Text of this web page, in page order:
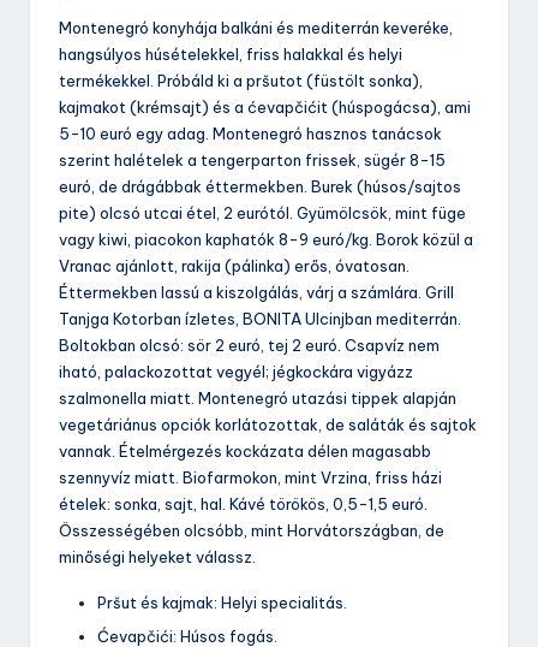
Montenegró konyhája balkáni és mediterrán keveréke,
hangsúlyos húsételekkel, friss halakkal és helyi
termékekkel. Próbáld ki a pršutot (füstölt sonka),
kajmakot (krémsajt) és a ćevapčićit (húspogácsa), ami
5-10 euró egy adag. Montenegró hasznos tanácsok
szerint halételek a tengerparton frissek, sügér 8-15
euró, de drágábbak éttermekben. Burek (húsos/sajtos
pite) olcsó utcai étel, 2 eurótól. Gyümölcsök, mint füge
vagy kiwi, piacokon kaphatók 8-9 euró/kg. Borok közül a
Vranac ajánlott, rakija (pálinka) erős, óvatosan.
Éttermekben lassú a kiszolgálás, várj a számlára. Grill
Tanjga Kotorban ízletes, BONITA Ulcinjban mediterrán.
Boltokban olcsó: sör 2 euró, tej 2 euró. Csapvíz nem
iható, palackozottat vegyél; jégkockára vigyázz
szalmonella miatt. Montenegró utazási tippek alapján
vegetáriánus opciók korlátozottak, de saláták és sajtok
vannak. Ételmérgezés kockázata délen magasabb
szennyvíz miatt. Biofarmokon, mint Vrzina, friss házi
ételek: sonka, sajt, hal. Kávé törökös, 0,5-1,5 euró.
Összességében olcsóbb, mint Horvátországban, de
minőségi helyeket válassz.
Pršut és kajmak: Helyi specialitás.
Ćevapčići: Húsos fogás.